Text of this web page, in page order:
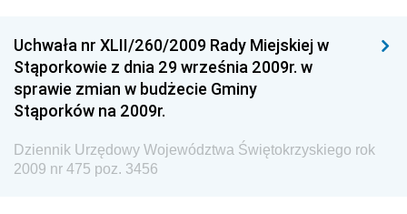
Dziennik Urzędowy Ministra Spraw Zagranicznych
Dziennik Urzędowy Centralnego Biura
Antykorupcyjnego
Wewnętrznego
Dziennik Urzędowy Urzędu Patentowego
Uchwała nr XLII/260/2009 Rady Miejskiej w
Stąporkowie z dnia 29 września 2009r. w
sprawie zmian w budżecie Gminy
Stąporków na 2009r.
Dziennik Urzędowy Województwa Świętokrzyskiego rok
2009 nr 475 poz. 3456